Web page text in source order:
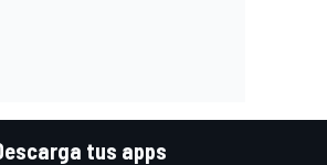
tus apps